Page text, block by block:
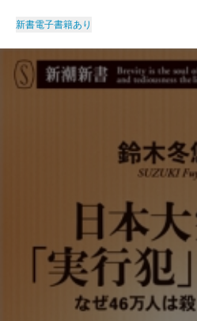
新書電子書籍あり